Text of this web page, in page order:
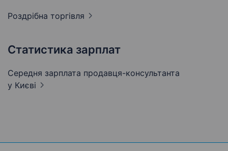
Роздрібна торгівля
Статистика зарплат
Середня зарплата продавця-консультанта
у Києві